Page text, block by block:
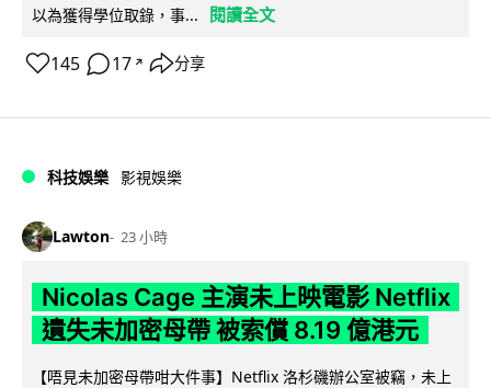
以為獲得學位取錄，事...
閱讀全文
145 17 ↗ 分享
科技娛樂 影視娛樂
Lawton 23 小時
Nicolas Cage 主演未上映電影 Netflix
遺失未加密母帶 被索償 8.19 億港元
【唔見未加密母帶咁大件事】Netflix 洛杉磯辦公室被竊，未上